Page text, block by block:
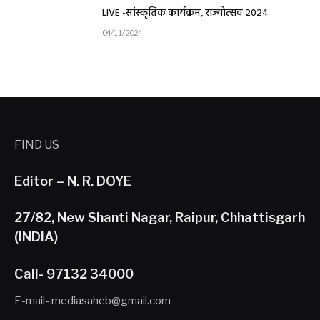
LIVE -सांस्कृतिक कार्यक्रम, राज्योत्सव 2024
04/11/2024
FIND US
Editor – N. R. DOYE
27/82, New Shanti Nagar, Raipur, Chhattisgarh
(INDIA)
Call- 97132 34000
E-mail- mediasaheb@gmail.com